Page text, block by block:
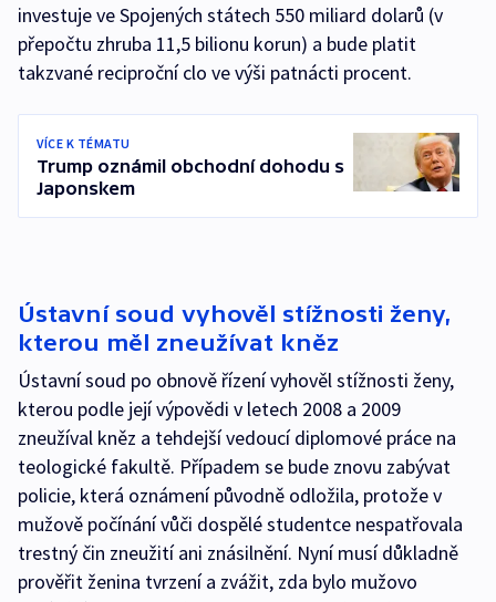
investuje ve Spojených státech 550 miliard dolarů (v
přepočtu zhruba 11,5 bilionu korun) a bude platit
takzvané reciproční clo ve výši patnácti procent.
VÍCE K TÉMATU
Trump oznámil obchodní dohodu s
Japonskem
Ústavní soud vyhověl stížnosti ženy,
kterou měl zneužívat kněz
Ústavní soud po obnově řízení vyhověl stížnosti ženy,
kterou podle její výpovědi v letech 2008 a 2009
zneužíval kněz a tehdejší vedoucí diplomové práce na
teologické fakultě. Případem se bude znovu zabývat
policie, která oznámení původně odložila, protože v
mužově počínání vůči dospělé studentce nespatřovala
trestný čin zneužití ani znásilnění. Nyní musí důkladně
prověřit ženina tvrzení a zvážit, zda bylo mužovo